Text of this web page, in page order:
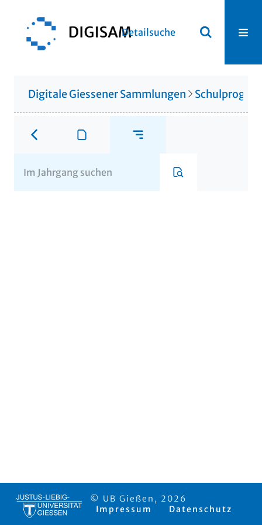
Detailsuche
Digitale Giessener Sammlungen
© UB Gießen, 2026
Impressum
Datenschutz